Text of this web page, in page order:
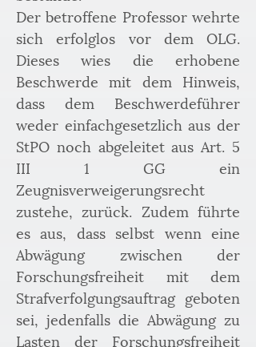
Der betroffene Professor wehrte
sich erfolglos vor dem OLG.
Dieses wies die erhobene
Beschwerde mit dem Hinweis,
dass dem Beschwerdeführer
weder einfachgesetzlich aus der
StPO noch abgeleitet aus Art. 5
III 1 GG ein
Zeugnisverweigerungsrecht
zustehe, zurück. Zudem führte
es aus, dass selbst wenn eine
Abwägung zwischen der
Forschungsfreiheit mit dem
Strafverfolgungsauftrag geboten
sei, jedenfalls die Abwägung zu
Lasten der Forschungsfreiheit